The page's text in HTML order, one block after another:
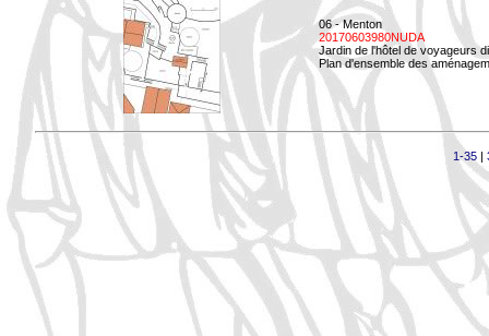
06 - Menton
20170603980NUDA
Jardin de l'hôtel de voyageurs
Plan d'ensemble des
1-35|